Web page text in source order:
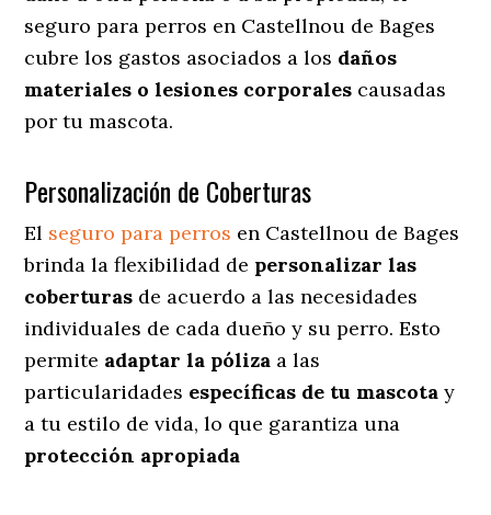
seguro para perros en Castellnou de Bages
cubre los gastos asociados a los daños
materiales o lesiones corporales causadas
por tu mascota.
Personalización de Coberturas
El seguro para perros en Castellnou de Bages
brinda la flexibilidad de personalizar las
coberturas de acuerdo a las necesidades
individuales de cada dueño y su perro. Esto
permite adaptar la póliza a las
particularidades específicas de tu mascota y
a tu estilo de vida, lo que garantiza una
protección apropiada